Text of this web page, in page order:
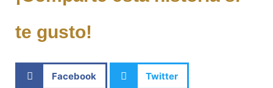
te gusto!
Facebook Twitter